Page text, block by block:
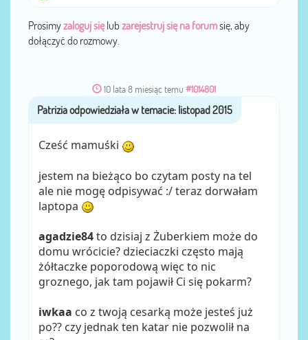
Prosimyzaloguj sięlub zarejestruj się na forumsię, aby
dołączyć do rozmowy.
10 lata 8 miesiąc temu #1014801
przezPatrizia
Cześć mamuśki
jestem na bieżąco bo czytam posty na tel
ale nie mogę odpisywać :/ teraz dorwałam
laptopa
agadzie84to dzisiaj z Żuberkiem może do
domu wrócicie? dzieciaczki często mają
żółtaczke poporodową więc to nic
groznego, jak tam pojawił Ci się pokarm?
iwkaa co z twoją cesarką może jesteś już
po?? czy jednak ten katar nie pozwolił na